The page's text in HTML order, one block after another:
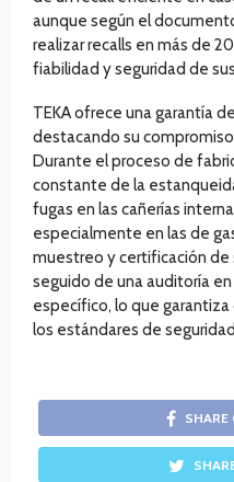
aunque según el
realizar recalls en más de
fiabilidad y seguridad de
TEKA ofrece una garantía
destacando su
Durante el proceso de
constante de la
fugas en las cañerías
especialmente en las de
muestreo y certificación de
seguido de una auditoría
específico, lo que
los estándares de
SHARE